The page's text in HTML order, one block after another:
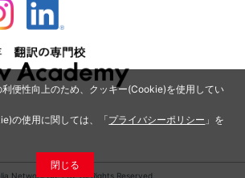
便性向上のため、クッキー(Cookie)を使用してい
の使用に関しては、「プライバシーポリシー 」を
閉じる
Network Co.,Ltd. All Rights Reserved.